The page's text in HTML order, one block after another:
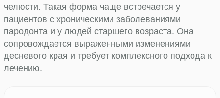
челюсти. Такая форма чаще встречается у
пациентов с хроническими заболеваниями
пародонта и у людей старшего возраста. Она
сопровождается выраженными изменениями
десневого края и требует комплексного подхода к
лечению.